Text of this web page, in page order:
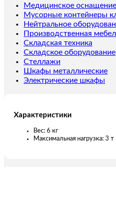
QSS3TB2
(г/
п
3,0
т,
длина
троса
2,4
м)
Медицинское оснащение
Мусорные контейнеры
Нейтральное
Производственная
Складская техника
Складское оборудование
Стеллажи
Шкафы металлические
Электрические шкафы
Характеристики
Вес: 6 кг
Максимальная нагрузка: 3 т